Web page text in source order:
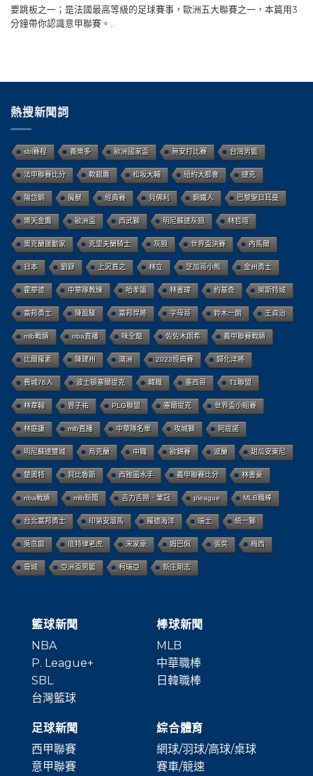
聯賽；其中許多球員來自非洲第三世界國家，是非洲球員向歐洲發展的重
要跳板之一；是法國最高等級的足球賽事，歐洲五大聯賽之一，本篇用3
分鐘帶你認識意甲聯賽。..
熱搜新聞詞
sbl賽程 養樂多 歐洲國家盃 無安打比賽 台灣男籃
法甲聯賽比分 軟銀鷹 松坂大輔 紐約大都會 捷克
陽岱鋼 魔獸 經典賽 貝佛利 鋼鐵人 巴黎聖日耳曼
樂天金鷹 歐洲盃 西武獅 明尼蘇達灰狼 林哲瑄
奧克蘭運動家 克里夫蘭騎士 灰狼 世界盃決賽 內馬爾
日本 劉錚 上沢直之 林立 芝加哥小熊 金州勇士
霍華德 中華隊教練 哈孝遠 林書瑋 約基奇 萊斯特城
富邦勇士 陳盈駿 富邦悍將 字母哥 鈴木一朗 王貞治
mlb戰績 nba直播 味全龍 佐佐木朗希 義甲聯賽戰績
比爾羅素 陳建州 澳洲 2023經典賽 歸化洋將
費城76人 波士頓塞爾提克 韓職 墨西哥 T1聯盟
林韋翰 曾子祐 PLG聯盟 塞爾提克 世界盃小組賽
林庭謙 mlb直播 中華隊名單 攻城獅 阿提諾
明尼蘇達雙城 烏克蘭 中職 歐錦賽 波蘭 甜瓜安東尼
楚奧特 貝比魯斯 西雅圖水手 義甲聯賽比分 林書豪
nba戰績 mlb新聞 吉力吉撈．鞏冠 pleague MLB職棒
台北富邦勇士 印第安溜馬 羅德海洋 瑞士 統一獅
吳念庭 底特律老虎 宋家豪 姆巴佩 張奕 梅西
曼城 亞洲盃男籃 柯瑞亞 新庄剛志
籃球新聞
NBA
P. League+
SBL
台灣籃球
棒球新聞
MLB
中華職棒
日韓職棒
足球新聞
西甲聯賽
綜合體育
網球/羽球/高球/桌球